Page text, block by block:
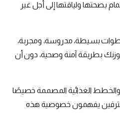
بصحتها ولياقتها إلى أجل غير
بسيطة، مدروسة، ومجربة،
بطريقة آمنة وصحية، دون أن
والخطط الغذائية المصممة خصيصًا
يفهمون خصوصية هذه